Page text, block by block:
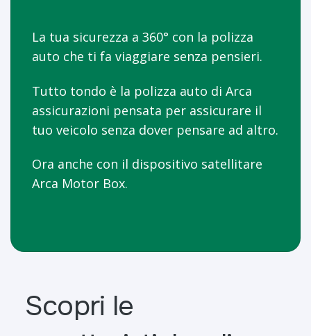
La tua sicurezza a 360° con la polizza
auto che ti fa viaggiare senza pensieri.
Tutto tondo è la polizza auto di Arca
assicurazioni pensata per assicurare il
tuo veicolo senza dover pensare ad altro.
Ora anche con il dispositivo satellitare
Arca Motor Box.
Scopri le